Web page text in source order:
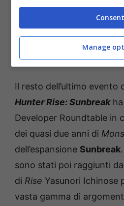
5 e PlayStation 4
contenuti degli
dell’aggiornamento
agosto 2023.
Il resto dell’ultimo evento
Hunter Rise: Sunbreakha
Developer Roundtable in
dei quasi due anni di
dell’espansione Sunbreak
sono stati poi raggiunti
di Rise Yasunori Ichinose
vasta gamma di
Consent
Manage